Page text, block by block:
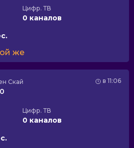
Цифр. ТВ
0 каналов
же
в 11:06
Скай
Цифр. ТВ
0 каналов